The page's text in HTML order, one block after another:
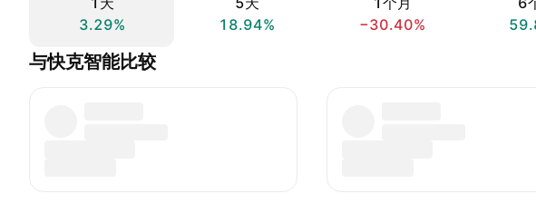
3.29%
18.94%
−30.40%
与快克智能比较